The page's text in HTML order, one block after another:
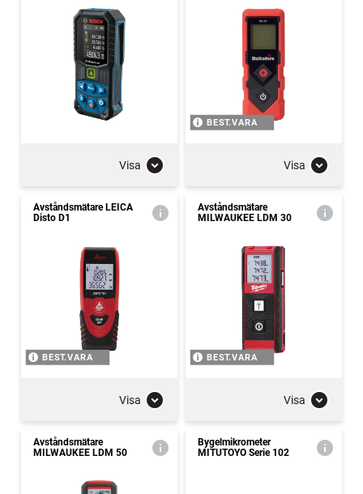
Visa
BEST.VARA
Visa
Avståndsmätare LEICA
Disto D1
BEST.VARA
Visa
Avståndsmätare
MILWAUKEE LDM 30
BEST.VARA
Visa
Avståndsmätare
MILWAUKEE LDM 50
Bygelmikrometer
MITUTOYO Serie 102